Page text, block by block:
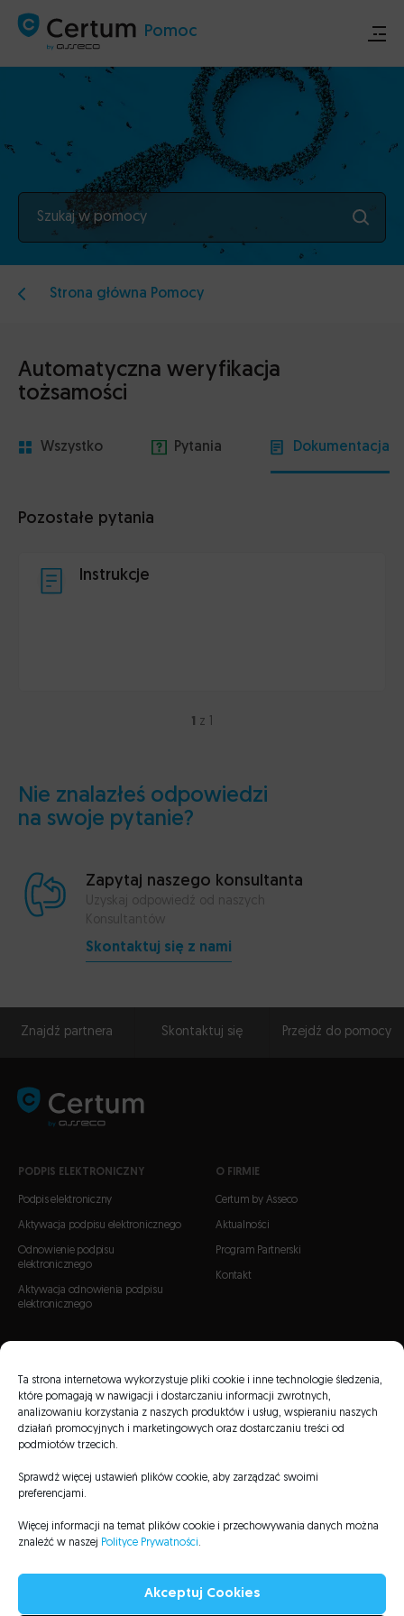
Ta strona internetowa wykorzystuje pliki cookie i inne technologie śledzenia,
które pomagają w nawigacji i dostarczaniu informacji zwrotnych,
analizowaniu korzystania z naszych produktów i usług, wspieraniu naszych
działań promocyjnych i marketingowych oraz dostarczaniu treści od
podmiotów trzecich.
Sprawdź więcej ustawień plików cookie, aby zarządzać swoimi
preferencjami.
Więcej informacji na temat plików cookie i przechowywania danych można
znaleźć w naszej Polityce Prywatności.
Akceptuj Cookies
Pomoc
Ogłoszenia techniczne
Certum.pl
Sklep
Szukaj w pomocy
Strona główna Pomocy
Automatyczna weryfikacja
tożsamości
Wszystko Pytania Dokumentacja
Pozostałe pytania
Instrukcje
1 z 1
Nie znalazłeś odpowiedzi
na swoje pytanie?
Zapytaj naszego konsultanta
Uzyskaj odpowiedź od naszych
Konsultantów
Skontaktuj się z nami
PODPIS ELEKTRONICZNY
Podpis elektroniczny
Aktywacja podpisu elektronicznego
Odnowienie podpisu
elektronicznego
Aktywacja odnowienia podpisu
elektronicznego
Certyfikaty SSL
Certyfikaty S/MIME
Certyfikaty Code Signing
O FIRMIE
Certum by Asseco
Aktualności
Program Partnerski
Kontakt
Znajdź partnera Skontaktuj się Przejdź do pomocy
Listy CRL Repozytorium Informacje prawne
Polityka Prywatności